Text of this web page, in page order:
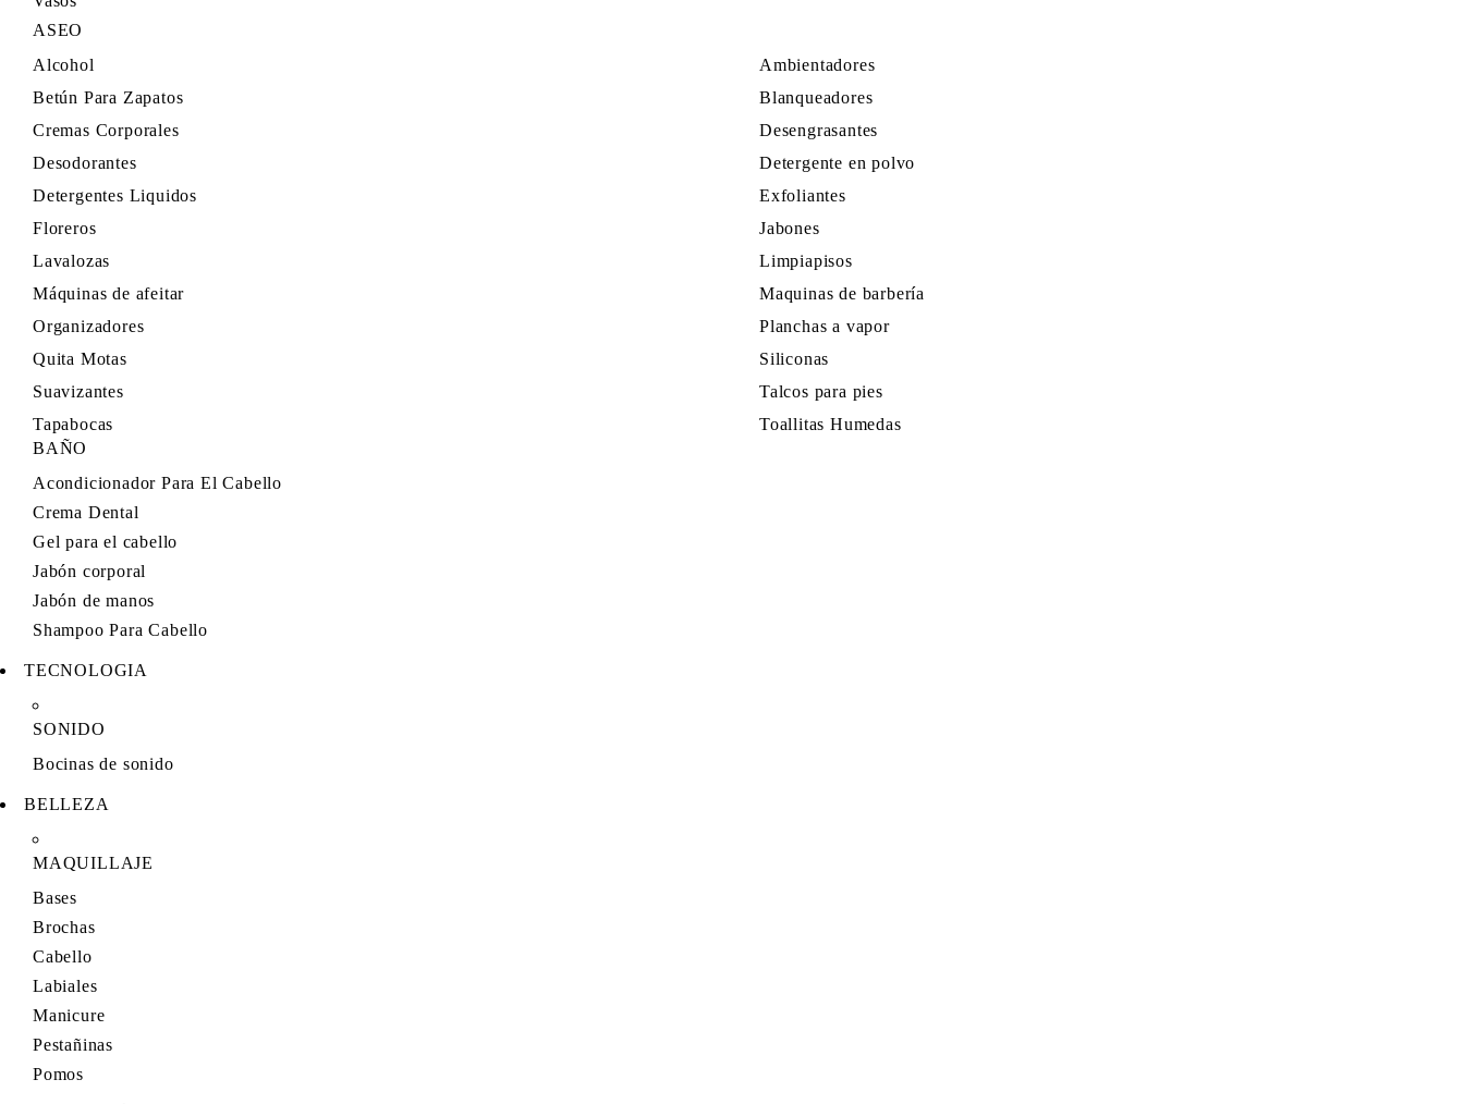
ASEO
Alcohol
Ambientadores
Betún Para Zapatos
Blanqueadores
Cremas Corporales
Desengrasantes
Desodorantes
Detergente en polvo
Detergentes Liquidos
Exfoliantes
Floreros
Jabones
Lavalozas
Limpiapisos
Máquinas de afeitar
Maquinas de barbería
Organizadores
Planchas a vapor
Quita Motas
Siliconas
Suavizantes
Talcos para pies
Tapabocas
Toallitas Humedas
BAÑO
Acondicionador Para El Cabello
Crema Dental
Gel para el cabello
Jabón corporal
Jabón de manos
Shampoo Para Cabello
TECNOLOGIA
SONIDO
Bocinas de sonido
BELLEZA
MAQUILLAJE
Bases
Brochas
Cabello
Labiales
Manicure
Pestañinas
Pomos